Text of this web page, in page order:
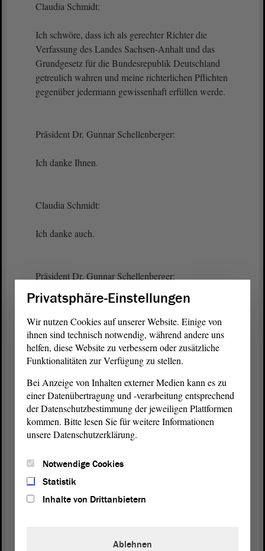
Claudia Schmidt:
Ich schwöre, dass ich als gerechter Richter die
Verfassung des Landes Sachsen-Anhalt und das
Grundgesetz für die Bundesrepublik Deutschland
getreulich wahren und meine richterlichen Pflichten
gegenüber jedermann gewissenhaft erfüllen werde.
Präsident Dr. Gunnar Schellenberger:
Ich danke Ihnen.
Claudia Schmidt:
Ich danke auch.
Präsident Dr. Gunnar Schellenberger:
Nun kommen wir zur Vereidigung der
stellvertretenden Mitglieder des
Landesverfassungsgerichts. - Frau Dr. Alexandra
König.
Dr. Alexandra König:
Ich schwöre, dass ich als gerechter Richter die
Verfassung des Landes Sachsen-Anhalt und das
getreulich wahren und meine richterlichen Pflichten
so wahr mir Gott helfe. .
Privatsphäre-Einstellungen
Wir nutzen Cookies auf unserer Website. Einige von
ihnen sind technisch notwendig, während andere uns
helfen, diese Website zu verbessern oder zusätzliche
Funktionalitäten zur Verfügung zu stellen.
Bei Anzeige von Inhalten externer Medien kann es zu
einer Datenübertragung und -verarbeitung entsprechend
der Datenschutzbestimmung der jeweiligen Plattformen
kommen. Bitte lesen Sie für weitere Informationen
unsere Datenschutzerklärung.
Notwendige Cookies
Statistik
Inhalte von Drittanbietern
Ablehnen